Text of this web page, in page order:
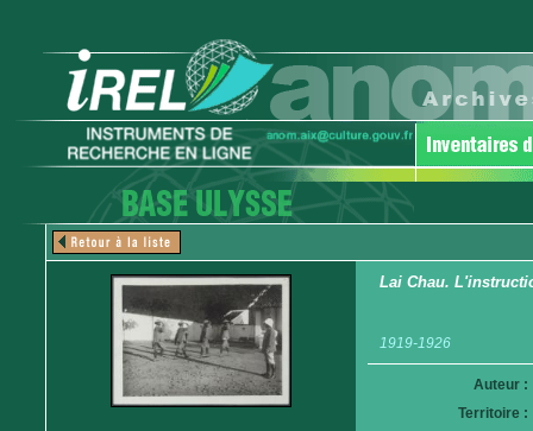
Lai Chau.
1919-1926
Auteur :
Territoire :